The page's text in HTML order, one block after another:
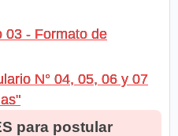
03 - Formato de
N° 04, 05, 06 y 07
para postular